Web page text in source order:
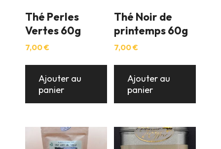
Thé Perles
Vertes 60g
7,00€
Ajouter au
panier
Thé Noir de
printemps 60g
7,00€
Ajouter au
panier